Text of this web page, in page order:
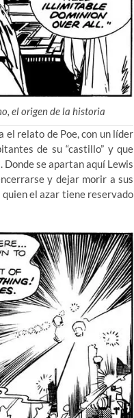
el origen de la historia
el relato de Poe, con un líder
de su “castillo” y que
se apartan aquí Lewis
y dejar morir a sus
el azar tiene reservado